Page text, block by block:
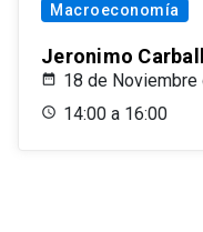
Macroeconomía
Jeronimo
18 de Noviembre
14:00 a 16:00